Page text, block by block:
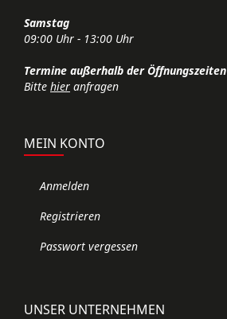
Samstag
09:00 Uhr - 13:00 Uhr
Termine außerhalb der Öffnungszeiten
Bitte hier anfragen
MEIN KONTO
Anmelden
Registrieren
Passwort vergessen
UNSER UNTERNEHMEN